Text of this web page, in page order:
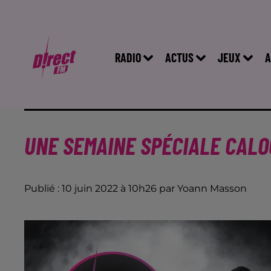
RADIO ACTUS JEUX
UNE SEMAINE SPÉCIALE
Publié : 10 juin 2022 à 10h26 par Yoann Masson